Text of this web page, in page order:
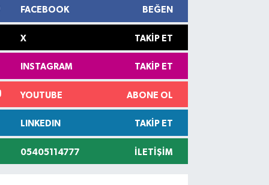
FACEBOOK BEĞEN
X TAKIP ET
INSTAGRAM TAKIP ET
YOUTUBE ABONE OL
LINKEDIN TAKIP ET
05405114777 İLETIŞIM